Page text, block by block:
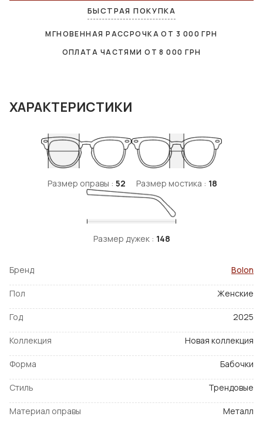
БЫСТРАЯ ПОКУПКА
МГНОВЕННАЯ РАССРОЧКА ОТ 3 000 ГРН
ОПЛАТА ЧАСТЯМИ ОТ8 000 ГРН
ХАРАКТЕРИСТИКИ
Размер оправы : 52 Размер мостика : 18
Размер дужек : 148
Бренд Bolon
Пол Женские
Год 2025
Коллекция Новая коллекция
Форма Бабочки
Стиль Трендовые
Материал оправы Металл